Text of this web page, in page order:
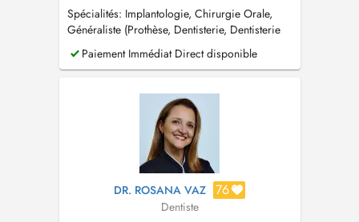
Spécialités: Implantologie, Chirurgie Orale,
Généraliste (Prothèse, Dentisterie, Dentisterie
Esthétique, Endodontie, Parodontie).
Paiement Immédiat Direct disponible
DR. ROSANA VAZ 76
Dentiste